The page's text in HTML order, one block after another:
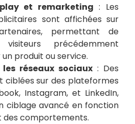
et remarketing : Les
sont affichées sur
permettant de
précédemment
produit ou service.
réseaux sociaux : Des
ciblées sur des plateformes
Instagram, et LinkedIn,
ciblage avancé en fonction
des comportements.